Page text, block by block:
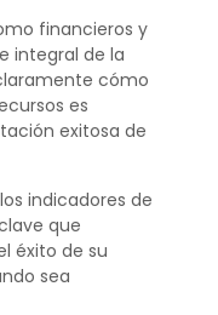
financieros y
integral de la
cómo
es
exitosa de
indicadores de
que
éxito de su
sea